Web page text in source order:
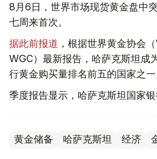
8月6日，世界市场现货黄金盘中
七周来首次。
据此前报道 ，根据世界黄金协会
WGC）最新报告，哈萨克斯坦成
行黄金购买量排名前五的国家之一
季度报告显示，哈萨克斯坦国家银
黄金储备 哈萨克斯坦 经济